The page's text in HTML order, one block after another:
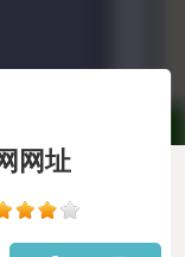
网址